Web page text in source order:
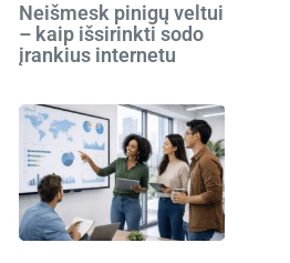
Neišmesk pinigų veltui
– kaip išsirinkti sodo
įrankius internetu